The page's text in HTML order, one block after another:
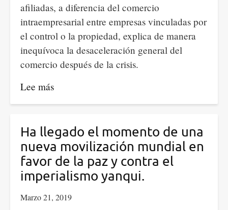
afiliadas, a diferencia del comercio
intraempresarial entre empresas vinculadas por
el control o la propiedad, explica de manera
inequívoca la desaceleración general del
comercio después de la crisis.
Lee más
Una
fuente
de
debilidad
después
Ha llegado el momento de una
nueva movilización mundial en
favor de la paz y contra el
imperialismo yanqui.
Marzo 21, 2019